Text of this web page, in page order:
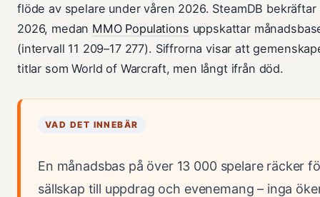
flöde av spelare under våren 2026. SteamDB
2026, medan MMO Populations uppskattar
(intervall 11 209–17 277). Siffrorna visar att
titlar som World of Warcraft, men långt ifrån död.
VAD DET INNEBÄR
En månadsbas på över 13 000 spelare räcker
sällskap till uppdrag och evenemang – inga